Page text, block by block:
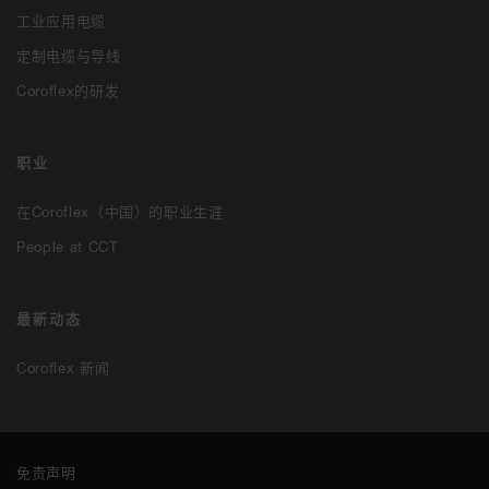
工业应用电缆
定制电缆与导线
Coroflex的研发
职业
在Coroflex（中国）的职业生涯
People at CCT
最新动态
Coroflex 新闻
免责声明